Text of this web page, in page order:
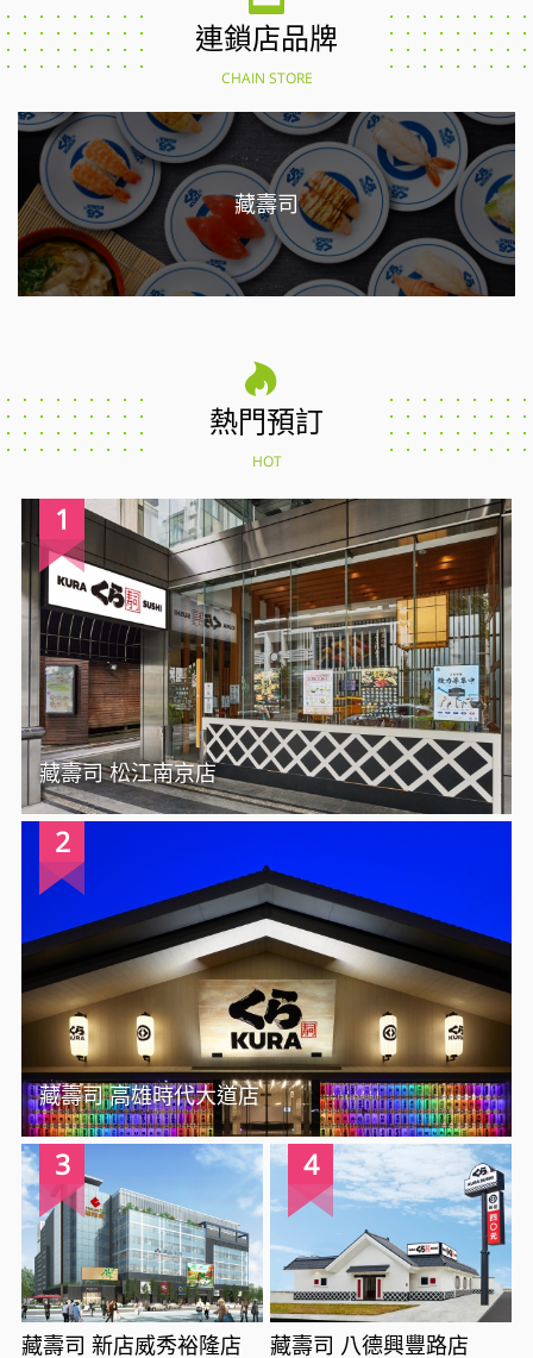
連鎖店品牌
CHAIN STORE
藏壽司
熱門預訂
HOT
1
藏壽司 松江南京店
2
藏壽司 高雄時代大道店
3
藏壽司 新店威秀裕隆店
4
藏壽司 八德興豐路店